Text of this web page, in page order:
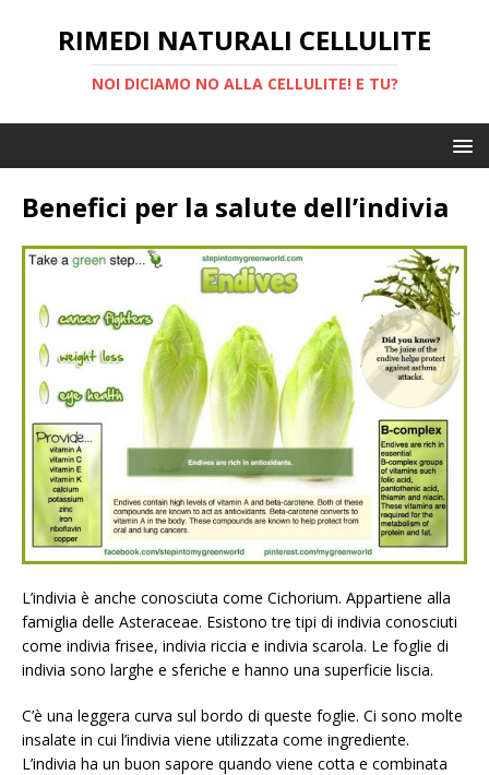
RIMEDI NATURALI CELLULITE
NOI DICIAMO NO ALLA CELLULITE! E TU?
Benefici per la salute dell’indivia
L’indivia è anche conosciuta come Cichorium. Appartiene alla
famiglia delle Asteraceae. Esistono tre tipi di indivia conosciuti
come indivia frisee, indivia riccia e indivia scarola. Le foglie di
indivia sono larghe e sferiche e hanno una superficie liscia.
C’è una leggera curva sul bordo di queste foglie. Ci sono molte
insalate in cui l’indivia viene utilizzata come ingrediente.
L’indivia ha un buon sapore quando viene cotta e combinata